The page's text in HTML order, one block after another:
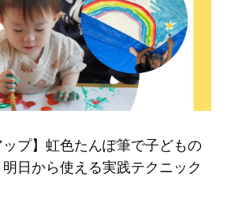
ップ】虹色たんぽ筆で子どもの
日から使える実践テクニック